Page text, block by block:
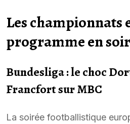
Les championnats
programme en
Bundesliga : le choc
Francfort sur MBC
La soirée footballistique